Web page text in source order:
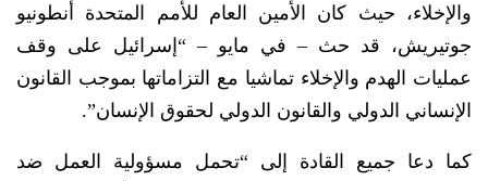
والإخلاء، حيث كان الأمين العام للأمم المتحدة أنطونيو
جوتيريش، قد حث – في مايو – “إسرائيل على وقف
عمليات الهدم والإخلاء تماشيا مع التزاماتها بموجب القانون
الإنساني الدولي والقانون الدولي لحقوق الإنسان”.
كما دعا جميع القادة إلى “تحمل مسؤولية العمل ضد